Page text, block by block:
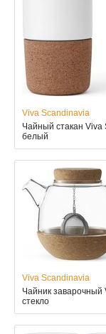
Viva Scandinavia
Чайный стакан
белый
Viva Scandinavia
Чайник заварочный
стекло